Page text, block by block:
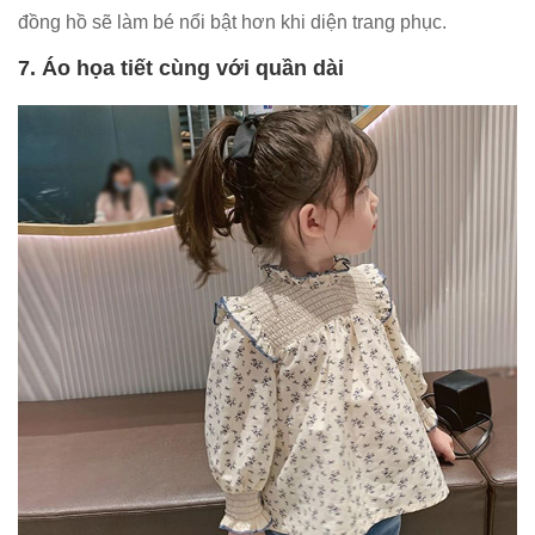
đồng hồ sẽ làm bé nổi bật hơn khi diện trang phục.
7. Áo họa tiết cùng với quần dài